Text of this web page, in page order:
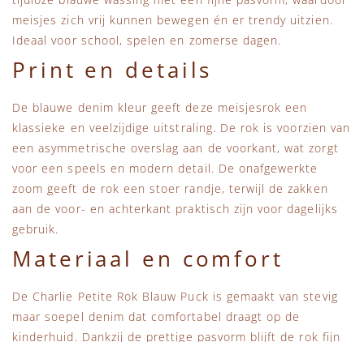
meisjes zich vrij kunnen bewegen én er trendy uitzien.
Ideaal voor school, spelen en zomerse dagen.
Print en details
De blauwe denim kleur geeft deze meisjesrok een
klassieke en veelzijdige uitstraling. De rok is voorzien van
een asymmetrische overslag aan de voorkant, wat zorgt
voor een speels en modern detail. De onafgewerkte
zoom geeft de rok een stoer randje, terwijl de zakken
aan de voor- en achterkant praktisch zijn voor dagelijks
gebruik.
Materiaal en comfort
De Charlie Petite Rok Blauw Puck is gemaakt van stevig
maar soepel denim dat comfortabel draagt op de
kinderhuid. Dankzij de prettige pasvorm blijft de rok fijn